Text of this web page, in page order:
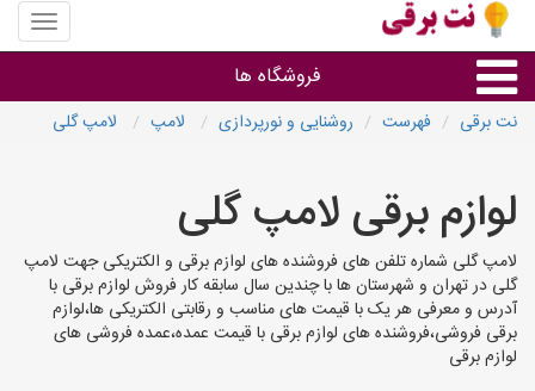
منوی
سایت
برقی
فروشگاه ها
سایر گروه ها
فروشنده های لوازم برقی
نت برقی فهرست روشنایی و نورپردازی لامپ لامپ گلی
لوازم برقی لامپ گلی
لامپ گلی شماره تلفن های فروشنده های لوازم برقی و الکتریکی جهت لامپ
گلی در تهران و شهرستان ها با چندین سال سابقه کار فروش لوازم برقی با
آدرس و معرفی هر یک با قیمت های مناسب و رقابتی الکتریکی ها،لوازم
برقی فروشی،فروشنده های لوازم برقی با قیمت عمده،عمده فروشی های
لوازم برقی